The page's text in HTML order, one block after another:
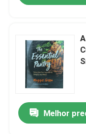
Produtos
Vídeos
Sobre nósMelhor